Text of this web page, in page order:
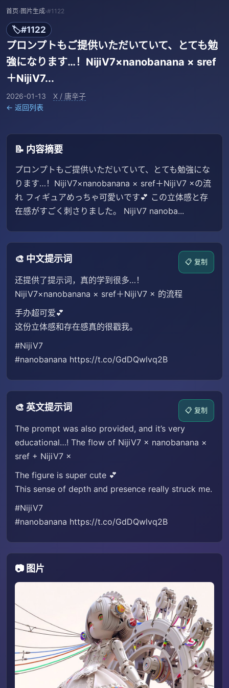
首页› 图片生成›#1122
🏷️#1122
プロンプトもご提供いただいていて、とても勉
強になります…！NijiV7×nanobanana × sref
＋NijiV7...
2026-01-13 X / 唐辛子
← 返回列表
📝 内容摘要
プロンプトもご提供いただいていて、とても勉強にな
ります…！NijiV7×nanobanana × sref＋NijiV7 ×の流
れ フィギュアめっちゃ可愛いです💕 この立体感と存
在感がすごく刺さりました。 NijiV7 nanoba...
🎨 中文提示词 📋 复制
还提供了提示词，真的学到很多…！
NijiV7×nanobanana × sref＋NijiV7 × 的流程
手办超可爱💕
这份立体感和存在感真的很戳我。
#NijiV7
#nanobanana https://t.co/GdDQwlvq2B
🎨 英文提示词 📋 复制
The prompt was also provided, and it’s very
educational…! The flow of NijiV7 × nanobanana ×
sref + NijiV7 ×
The figure is super cute 💕
This sense of depth and presence really struck me.
#NijiV7
#nanobanana https://t.co/GdDQwlvq2B
📷 图片